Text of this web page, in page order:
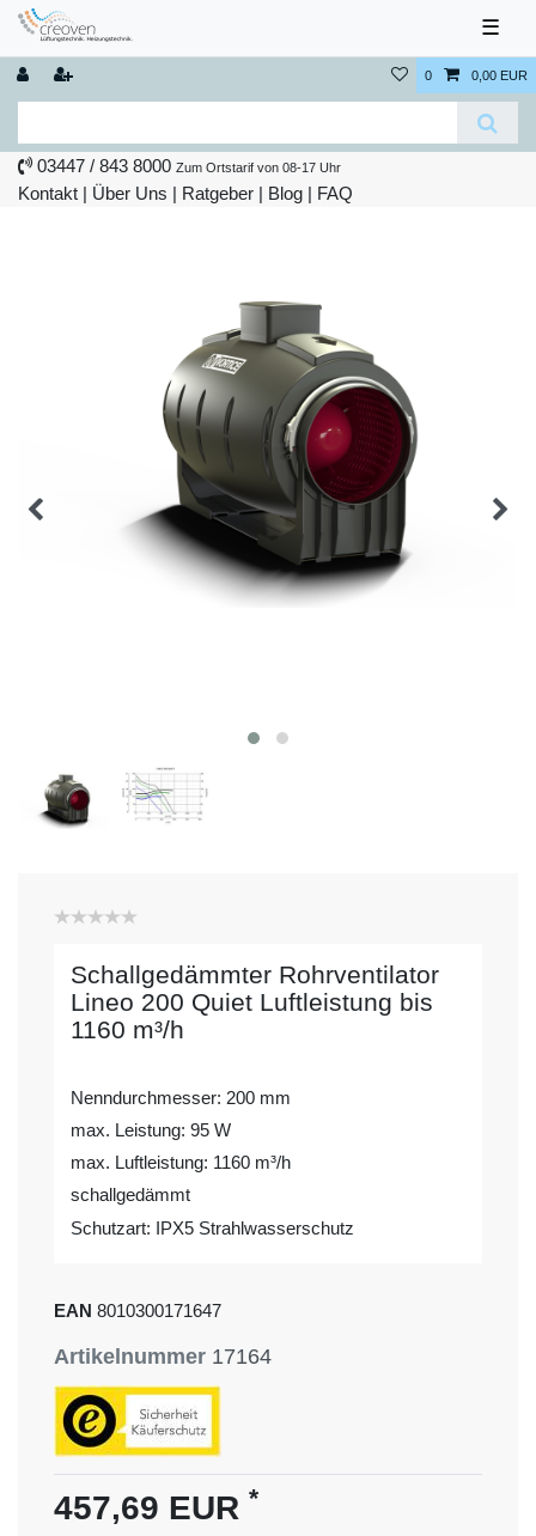
☰
0 0,00 EUR
03447 / 843 8000 Zum Ortstarif von 08-17 Uhr
Kontakt | Über Uns | Ratgeber | Blog | FAQ
Schallgedämmter Rohrventilator
Lineo 200 Quiet Luftleistung bis
1160 m³/h
Nenndurchmesser: 200 mm
max. Leistung: 95 W
max. Luftleistung: 1160 m³/h
schallgedämmt
Schutzart: IPX5 Strahlwasserschutz
EAN 8010300171647
Artikelnummer 17164
457,69 EUR *